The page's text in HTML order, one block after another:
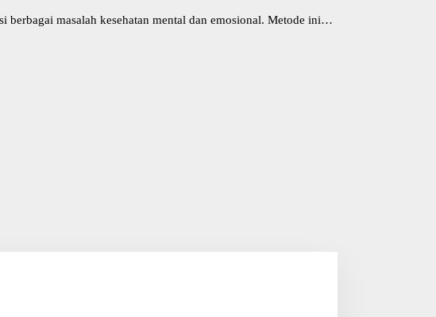
berbagai masalah kesehatan mental dan emosional. Metode ini…